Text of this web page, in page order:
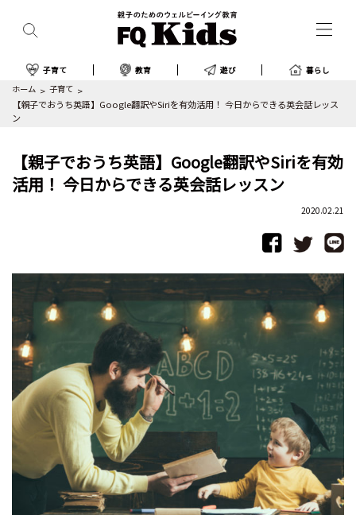
子育て 教育 遊び 暮らし
ホーム 子育て
【親子でおうち英語】Google翻訳やSiriを有効活用！ 今日からできる英会話レッス
ン
【親子でおうち英語】Google翻訳やSiriを有効
活用！ 今日からできる英会話レッスン
2020.02.21